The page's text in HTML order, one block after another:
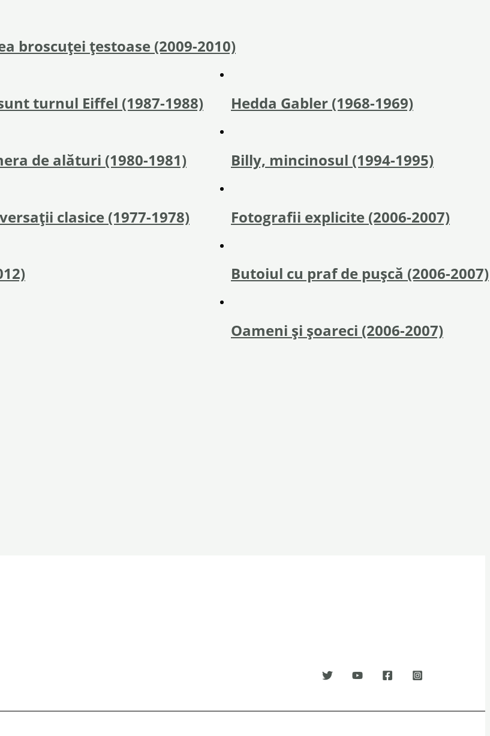
broscuței țestoase (2009-2010)
turnul Eiffel (1987-1988) Hedda Gabler (1968-1969)
de alături (1980-1981) Billy, mincinosul (1994-1995)
clasice (1977-1978) Fotografii explicite (2006-2007)
Butoiul cu praf de pușcă (2006-2007)
Oameni și șoareci (2006-2007)